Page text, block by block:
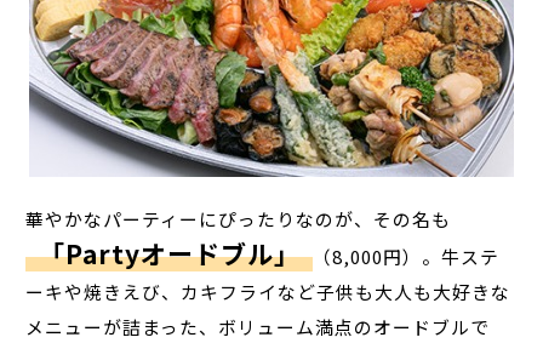
華やかなパーティーにぴったりなのが、その名も
「Partyオードブル」
（8,000円）。牛ステ
ーキや焼きえび、カキフライなど子供も大人も大好きな
メニューが詰まった、ボリューム満点のオードブルで